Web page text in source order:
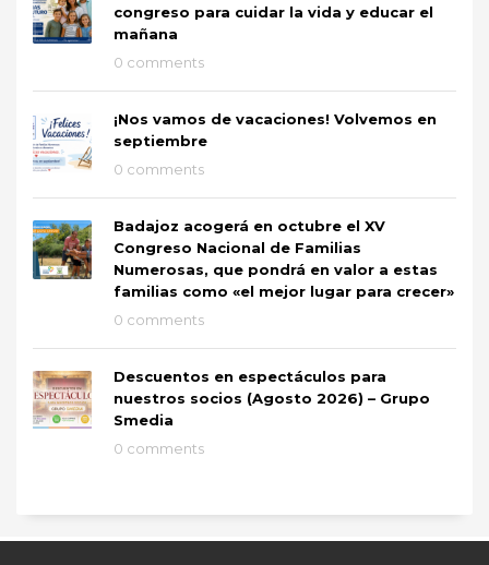
congreso para cuidar la vida y educar el
mañana
0 comments
¡Nos vamos de vacaciones! Volvemos en
septiembre
0 comments
Badajoz acogerá en octubre el XV
Congreso Nacional de Familias
Numerosas, que pondrá en valor a estas
familias como «el mejor lugar para crecer»
0 comments
Descuentos en espectáculos para
nuestros socios (Agosto 2026) – Grupo
Smedia
0 comments